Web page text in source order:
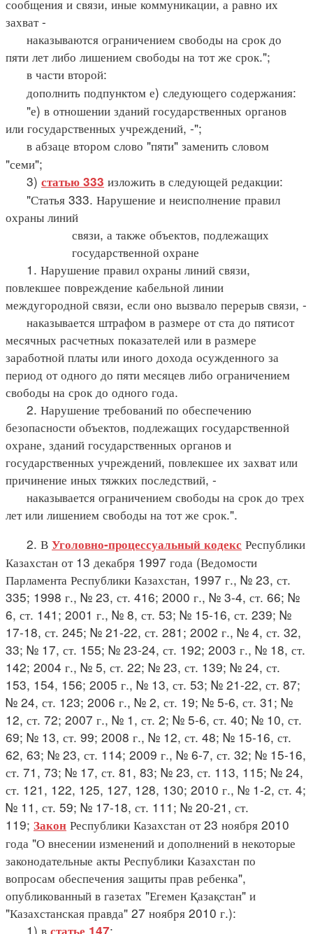
сообщения и связи, иные коммуникации, а равно их
захват -
наказываются ограничением свободы на срок до
пяти лет либо лишением свободы на тот же срок.";
в части второй:
дополнить подпунктом е) следующего содержания:
"е) в отношении зданий государственных органов
или государственных учреждений, -";
в абзаце втором слово "пяти" заменить словом
"семи";
3) статью 333 изложить в следующей редакции:
"Статья 333. Нарушение и неисполнение правил
охраны линий
связи, а также объектов, подлежащих
государственной охране
1. Нарушение правил охраны линий связи,
повлекшее повреждение кабельной линии
междугородной связи, если оно вызвало перерыв связи, -
наказывается штрафом в размере от ста до пятисот
месячных расчетных показателей или в размере
заработной платы или иного дохода осужденного за
период от одного до пяти месяцев либо ограничением
свободы на срок до одного года.
2. Нарушение требований по обеспечению
безопасности объектов, подлежащих государственной
охране, зданий государственных органов и
государственных учреждений, повлекшее их захват или
причинение иных тяжких последствий, -
наказывается ограничением свободы на срок до трех
лет или лишением свободы на тот же срок.".
2. В Уголовно-процессуальный кодекс Республики
Казахстан от 13 декабря 1997 года (Ведомости
Парламента Республики Казахстан, 1997 г., № 23, ст.
335; 1998 г., № 23, ст. 416; 2000 г., № 3-4, ст. 66; №
6, ст. 141; 2001 г., № 8, ст. 53; № 15-16, ст. 239; №
17-18, ст. 245; № 21-22, ст. 281; 2002 г., № 4, ст. 32,
33; № 17, ст. 155; № 23-24, ст. 192; 2003 г., № 18, ст.
142; 2004 г., № 5, ст. 22; № 23, ст. 139; № 24, ст.
153, 154, 156; 2005 г., № 13, ст. 53; № 21-22, ст. 87;
№ 24, ст. 123; 2006 г., № 2, ст. 19; № 5-6, ст. 31; №
12, ст. 72; 2007 г., № 1, ст. 2; № 5-6, ст. 40; № 10, ст.
69; № 13, ст. 99; 2008 г., № 12, ст. 48; № 15-16, ст.
62, 63; № 23, ст. 114; 2009 г., № 6-7, ст. 32; № 15-16,
ст. 71, 73; № 17, ст. 81, 83; № 23, ст. 113, 115; № 24,
ст. 121, 122, 125, 127, 128, 130; 2010 г., № 1-2, ст. 4;
№ 11, ст. 59; № 17-18, ст. 111; № 20-21, ст.
119; Закон Республики Казахстан от 23 ноября 2010
года "О внесении изменений и дополнений в некоторые
законодательные акты Республики Казахстан по
вопросам обеспечения защиты прав ребенка",
опубликованный в газетах "Егемен Қазақстан" и
"Казахстанская правда" 27 ноября 2010 г.):
1) в статье 147: